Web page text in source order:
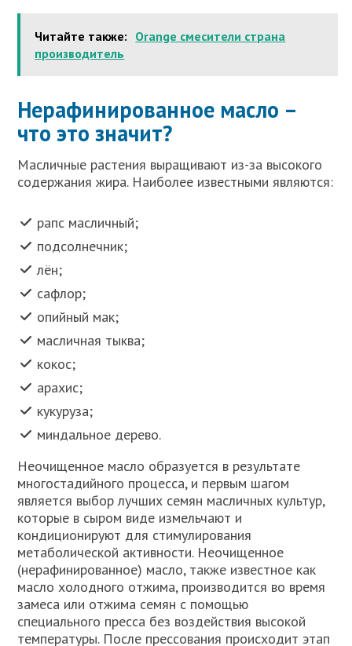
Читайте также: Orange смесители страна
производитель
Нерафинированное масло –
что это значит?
Масличные растения выращивают из-за высокого
содержания жира. Наиболее известными являются:
рапс масличный;
подсолнечник;
лён;
сафлор;
опийный мак;
масличная тыква;
кокос;
арахис;
кукуруза;
миндальное дерево.
Неочищенное масло образуется в результате
многостадийного процесса, и первым шагом
является выбор лучших семян масличных культур,
которые в сыром виде измельчают и
кондиционируют для стимулирования
метаболической активности. Неочищенное
(нерафинированное) масло, также известное как
масло холодного отжима, производится во время
замеса или отжима семян с помощью
специального пресса без воздействия высокой
температуры. После прессования происходит этап